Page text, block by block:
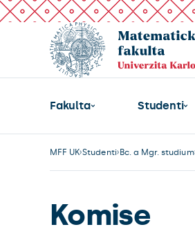
Fakulta Studenti
MFF UK Studenti Bc. a Mgr. studium
Komise